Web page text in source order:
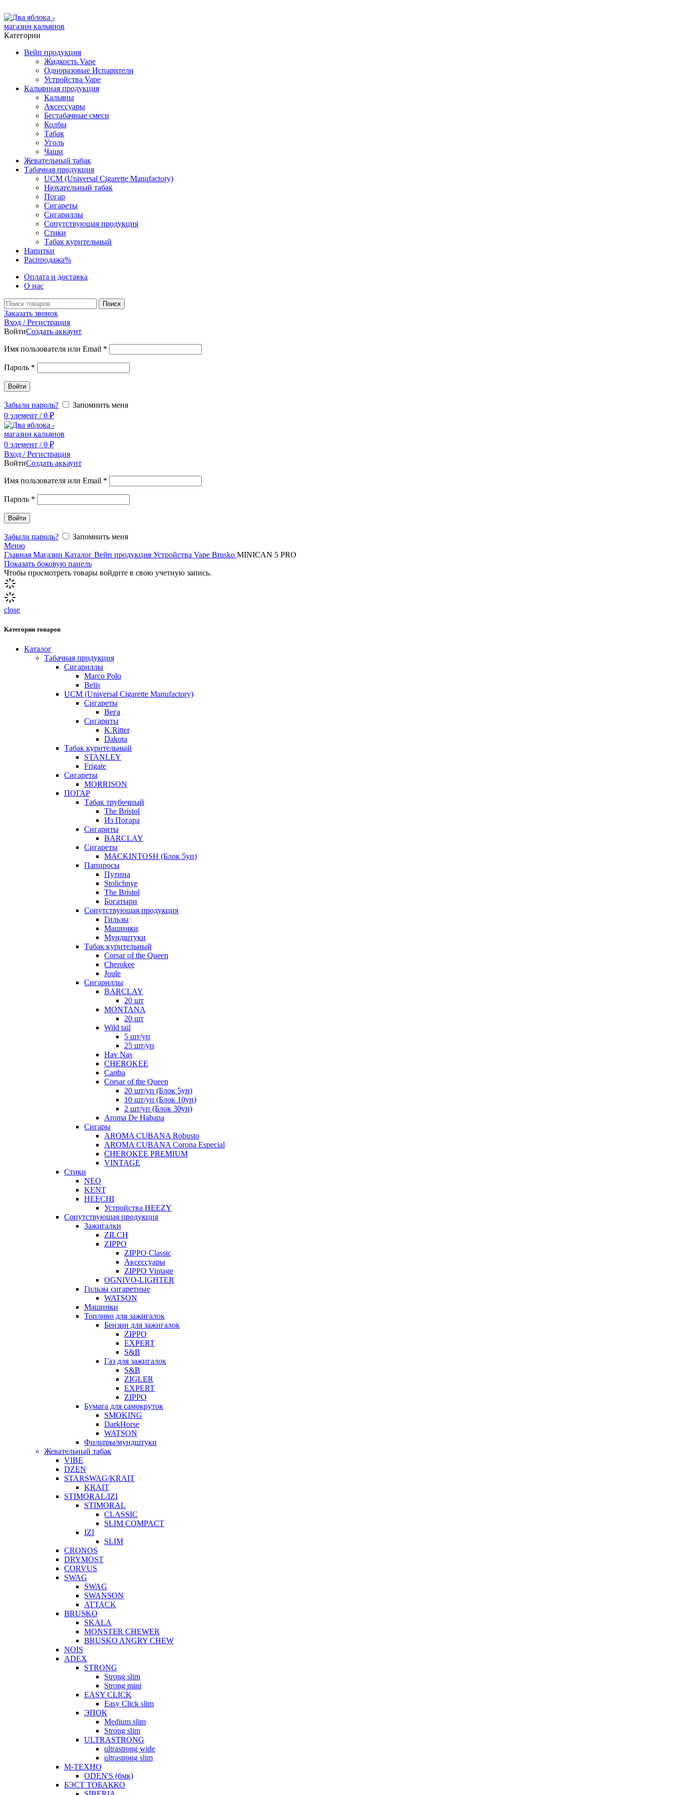
Категории
Вейп продукция
Жидкость Vape
Одноразовые Испарители
Устройства Vape
Кальянная продукция
Кальяны
Аксессуары
Бестабачные смеси
Колбы
Табак
Уголь
Чаши
Жевательный табак
Табачная продукция
UCM (Universal Cigarette Manufactory)
Нюхательный табак
Погар
Сигареты
Сигариллы
Сопутствующая продукция
Стики
Табак курительный
Напитки
Распродажа%
Оплата и доставка
О нас
Поиск
Заказать звонок
Вход / Регистрация
ВойтиСоздать аккаунт
Имя пользователя или Email *
Пароль *
Войти
Забыли пароль?
Запомнить меня
0 элемент / 0 ₽
0 элемент / 0 ₽
Вход / Регистрация
ВойтиСоздать аккаунт
Имя пользователя или Email *
Пароль *
Войти
Забыли пароль?
Запомнить меня
Меню
Главная Магазин Каталог Вейп продукция Устройства Vape Brusko MINICAN 5 PRO
Показать боковую панель
Чтобы просмотреть товары войдите в свою учетную запись.
close
Категории товаров
Каталог
Табачная продукция
Сигариллы
Marco Polo
Belis
UCM (Universal Cigarette Manufactory)
Сигареты
Вега
Сигариты
K.Ritter
Dakota
Табак курительный
STANLEY
Frigate
Сигареты
MORRISON
ПОГАР
Табак трубочный
The Bristol
Из Погара
Сигариты
BARCLAY
Сигареты
MACKINTOSH (Блок 5уп)
Папиросы
Путина
Stolichnye
The Bristol
Богатыри
Сопутствующая продукция
Гильзы
Машинки
Мундштуки
Табак курительный
Corsar of the Queen
Cherokee
Joule
Сигариллы
BARCLAY
20 шт
MONTANA
20 шт
Wild tail
5 шт/уп
25 шт/уп
Hav Nas
CHEROKEE
Cariba
Corsar of the Queen
20 шт/уп (Блок 5уп)
10 шт/уп (Блок 10уп)
2 шт/уп (Блок 30уп)
Aroma De Habana
Сигары
AROMA CUBANA Robusto
AROMA CUBANA Corona Especial
CHEROKEE PREMIUM
VINTAGE
Стики
NEO
KENT
HEECHI
Устройства HEEZY
Сопутствующая продукция
Зажигалки
ZILCH
ZIPPO
ZIPPO Classic
Аксессуары
ZIPPO Vintage
OGNIVO-LIGHTER
Гильзы сигаретные
WATSON
Машинки
Топливо для зажигалок
Бензин для зажигалок
ZIPPO
EXPERT
S&B
Газ для зажигалок
S&B
ZIGLER
EXPERT
ZIPPO
Бумага для самокруток
SMOKING
DarkHorse
WATSON
Фильтры/мундштуки
Жевательный табак
VIBE
DZEN
STARSWAG/KRAIT
KRAIT
STIMORAL/IZI
STIMORAL
CLASSIC
SLIM COMPACT
IZI
SLIM
CRONOS
DRYMOST
CORVUS
SWAG
SWAG
SWANSON
ATTACK
BRUSKO
SKALA
MONSTER CHEWER
BRUSKO ANGRY CHEW
NOIS
ADEX
STRONG
Strong slim
Strong mini
EASY CLICK
Easy Click slim
ЭПОК
Medium slim
Strong slim
ULTRASTRONG
ultrastrong wide
ultrastrong slim
М-ТЕХНО
ODEN'S (бмк)
БЭСТ ТОБАККО